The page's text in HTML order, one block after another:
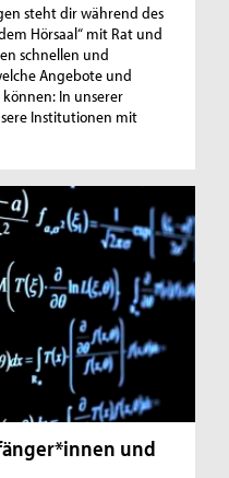
steht dir während des
Hörsaal“ mit Rat und
schnellen und
Angebote und
In unserer
Institutionen mit
und